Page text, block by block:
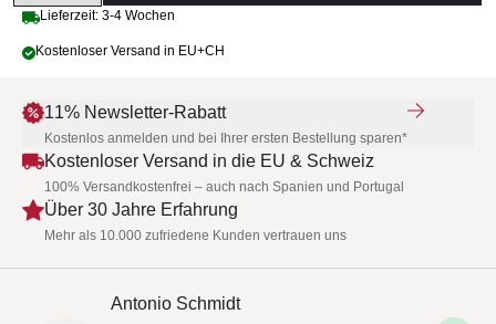
Lieferzeit: 3-4 Wochen
Kostenloser Versand in EU+CH
11% Newsletter-Rabatt
Kostenlos anmelden und bei Ihrer ersten Bestellung sparen*
Kostenloser Versand in die EU & Schweiz
100% Versandkostenfrei – auch nach Spanien und Portugal
Über 30 Jahre Erfahrung
Mehr als 10.000 zufriedene Kunden vertrauen uns
Antonio Schmidt